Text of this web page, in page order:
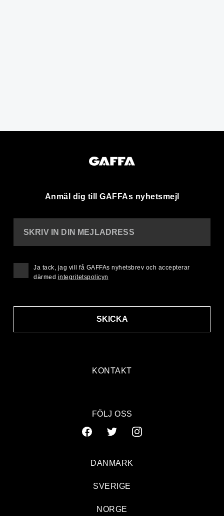
Anmäl dig till GAFFAs nyhetsmejl
KONTAKT
SKRIV IN DIN MEJLADRESS
SKICKA
Ja tack, jag vill få GAFFAs nyhetsbrev och accepterar
därmed integritetspolicyn
FÖLJ OSS
DANMARK
SVERIGE
NORGE